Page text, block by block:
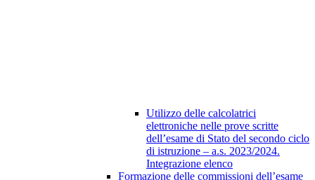
Utilizzo delle calcolatrici
elettroniche nelle prove scritte
dell’esame di Stato del secondo ciclo
di istruzione – a.s. 2023/2024.
Integrazione elenco
Formazione delle commissioni dell’esame